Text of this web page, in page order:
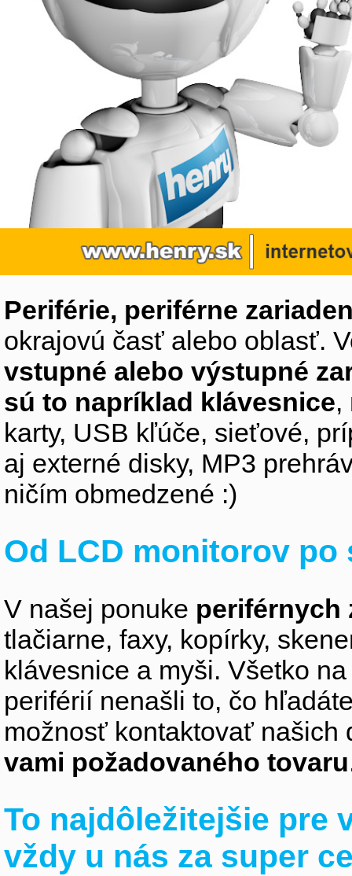
Periférie, periférne
okrajovú časť alebo oblasť.
vstupné alebo výstupné
sú to napríklad klávesnice,
karty, USB kľúče, sieťové,
aj externé disky, MP3
ničím obmedzené :)
Od LCD monitorov
V našej ponuke periférnych
tlačiarne, faxy, kopírky,
klávesnice a myši. Všetko
periférií nenašli to, čo
možnosť kontaktovať
vami požadovaného tovaru
To najdôležitejšie pre
vždy u nás za super